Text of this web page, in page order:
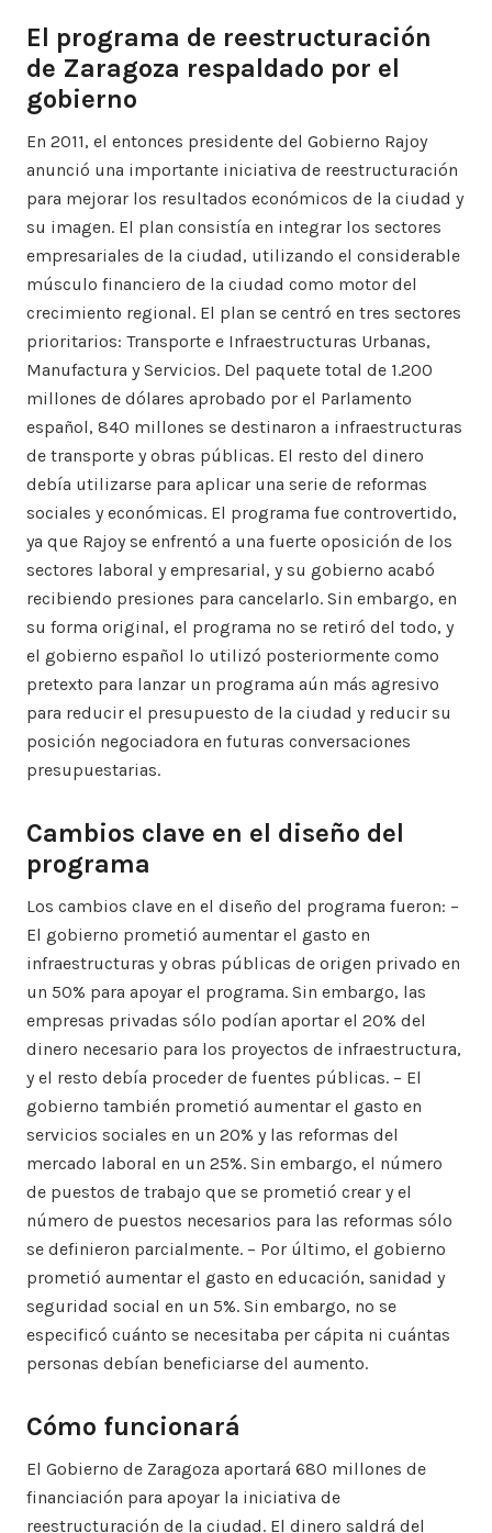
El programa de reestructuración
de Zaragoza respaldado por el
gobierno
En 2011, el entonces presidente del Gobierno Rajoy
anunció una importante iniciativa de reestructuración
para mejorar los resultados económicos de la ciudad y
su imagen. El plan consistía en integrar los sectores
empresariales de la ciudad, utilizando el considerable
músculo financiero de la ciudad como motor del
crecimiento regional. El plan se centró en tres sectores
prioritarios: Transporte e Infraestructuras Urbanas,
Manufactura y Servicios. Del paquete total de 1.200
millones de dólares aprobado por el Parlamento
español, 840 millones se destinaron a infraestructuras
de transporte y obras públicas. El resto del dinero
debía utilizarse para aplicar una serie de reformas
sociales y económicas. El programa fue controvertido,
ya que Rajoy se enfrentó a una fuerte oposición de los
sectores laboral y empresarial, y su gobierno acabó
recibiendo presiones para cancelarlo. Sin embargo, en
su forma original, el programa no se retiró del todo, y
el gobierno español lo utilizó posteriormente como
pretexto para lanzar un programa aún más agresivo
para reducir el presupuesto de la ciudad y reducir su
posición negociadora en futuras conversaciones
presupuestarias.
Cambios clave en el diseño del
programa
Los cambios clave en el diseño del programa fueron: –
El gobierno prometió aumentar el gasto en
infraestructuras y obras públicas de origen privado en
un 50% para apoyar el programa. Sin embargo, las
empresas privadas sólo podían aportar el 20% del
dinero necesario para los proyectos de infraestructura,
y el resto debía proceder de fuentes públicas. – El
gobierno también prometió aumentar el gasto en
servicios sociales en un 20% y las reformas del
mercado laboral en un 25%. Sin embargo, el número
de puestos de trabajo que se prometió crear y el
número de puestos necesarios para las reformas sólo
se definieron parcialmente. – Por último, el gobierno
prometió aumentar el gasto en educación, sanidad y
seguridad social en un 5%. Sin embargo, no se
especificó cuánto se necesitaba per cápita ni cuántas
personas debían beneficiarse del aumento.
Cómo funcionará
El Gobierno de Zaragoza aportará 680 millones de
financiación para apoyar la iniciativa de
reestructuración de la ciudad. El dinero saldrá del